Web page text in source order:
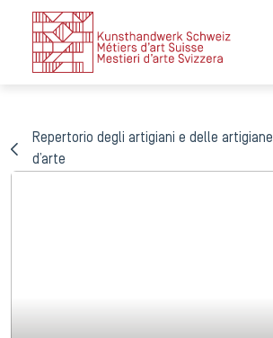
Repertorio degli artigiani e delle artigiane
d’arte